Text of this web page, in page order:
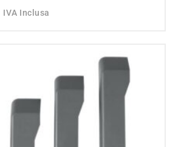
IVA Inclusa